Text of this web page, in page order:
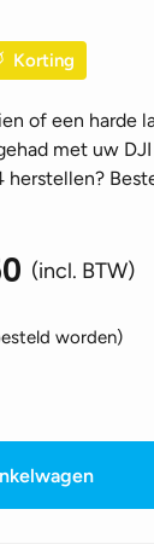
Korting
of een harde
met uw
herstellen?
(incl. BTW)
worden)